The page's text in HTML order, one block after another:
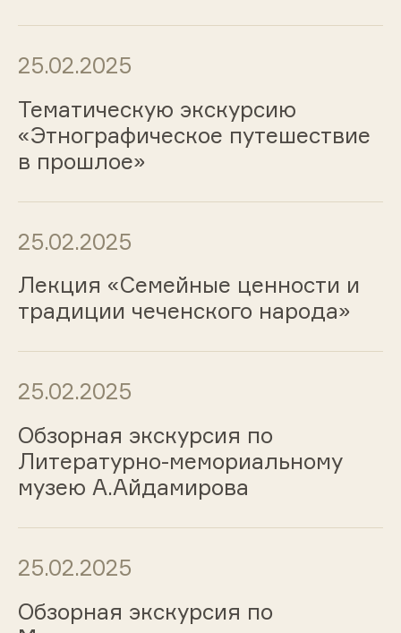
25.02.2025
Тематическую экскурсию
«Этнографическое путешествие
в прошлое»
25.02.2025
Лекция «Семейные ценности и
традиции чеченского народа»
25.02.2025
Обзорная экскурсия по
Литературно-мемориальному
музею А.Айдамирова
25.02.2025
Обзорная экскурсия по